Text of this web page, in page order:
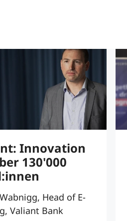
Innovation
130'000
Head of E-
Valiant Bank